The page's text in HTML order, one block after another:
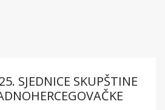
SJEDNICE SKUPŠTINE